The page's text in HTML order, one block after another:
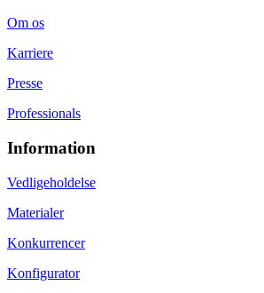
Om os
Karriere
Presse
Professionals
Information
Vedligeholdelse
Materialer
Konkurrencer
Konfigurator